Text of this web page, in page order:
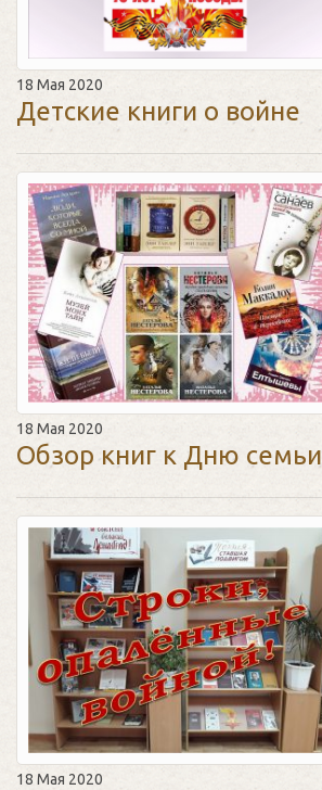
18 Мая 2020
Детские книги о войне
18 Мая 2020
Обзор книг к Дню семьи
18 Мая 2020